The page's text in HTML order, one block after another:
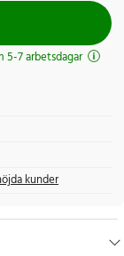
5-7 arbetsdagar
kunder